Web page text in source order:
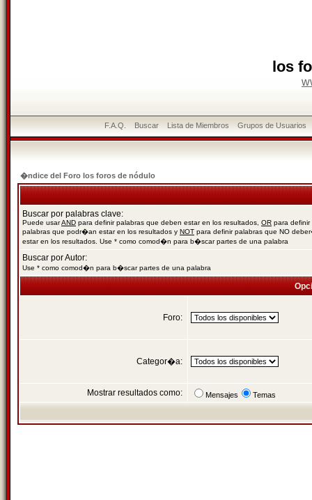
los
F.A.Q. Buscar Lista de Miembros Grupos de Usuarios
�ndice del Foro los foros de nódulo
Buscar por palabras clave:
Puede usarAND para definir palabras que deben estar en los resultados, OR para definir
palabras que podr�an estar en los resultados y NOT para definir palabras que NO
estar en los resultados. Use * como comod�n para b�scar partes de una palabra
Buscar por Autor:
Use * como comod�n para b�scar partes de una palabra
Foro:
Categor�a:
Mostrar resultados como: Mensajes Temas